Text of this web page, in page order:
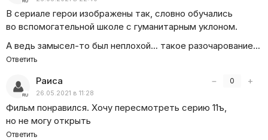
несправедливое обвинение в убийстве, а также
заслуженное женское счастье, несмотря ни на что…
В сериале герои изображены так, словно обучались
во вспомогательной школе с гуманитарным уклоном.
А ведь замысел-то был неплохой… такое разочарование…
Ответить
− 0 +
Раиса
26.05.2021 в 11:28
Фильм понравился. Хочу пересмотреть серию 11ъ,
но не могу открыть
Ответить